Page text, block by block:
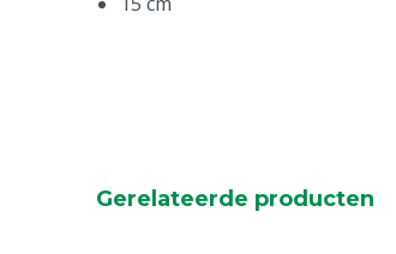
Gerelateerde producten